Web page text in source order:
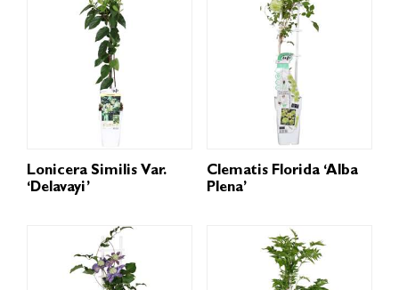
Lonicera Similis Var.
‘Delavayi’
Clematis Florida ‘Alba
Plena’